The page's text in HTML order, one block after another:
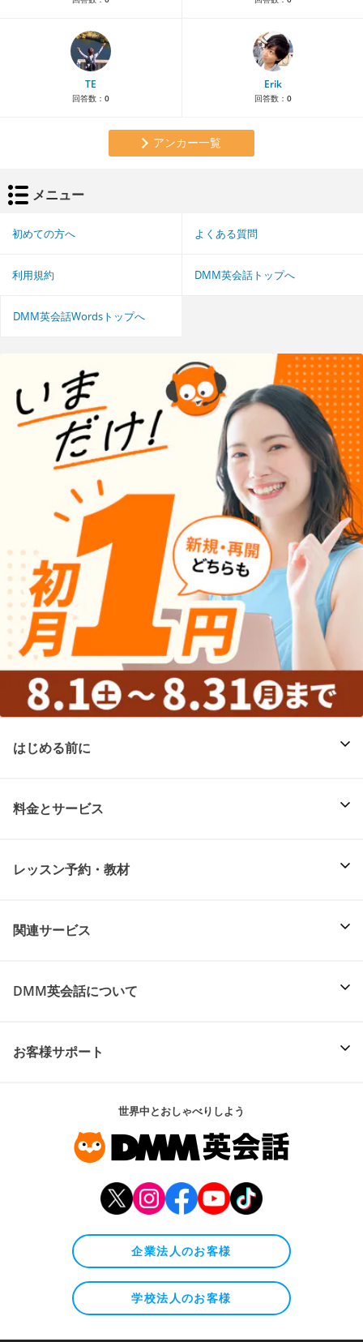
TE
回答数： 0
Erik
回答数： 0
アンカー一覧
メニュー
初めての方へ よくある質問
利用規約 DMM英会話トップへ
DMM英会話Wordsトップへ
はじめる前に
料金とサービス
レッスン予約・教材
関連サービス
DMM英会話について
お客様サポート
世界中とおしゃべりしよう
企業法人のお客様
学校法人のお客様